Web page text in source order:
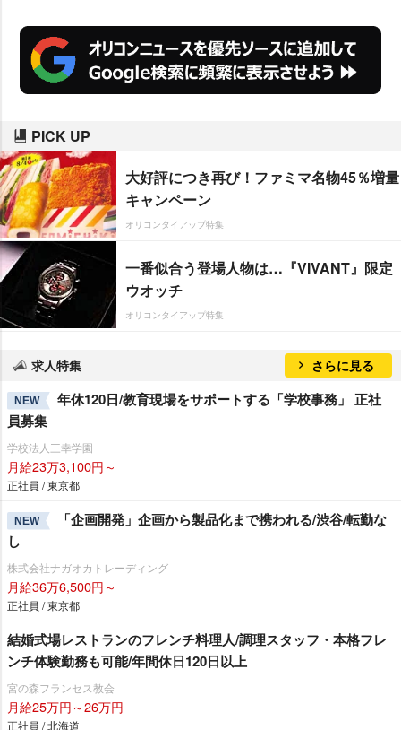
PICK UP
大好評につき再び！ファミマ名物45％増量
キャンペーン
オリコンタイアップ特集
一番似合う登場人物は…『VIVANT』限定
ウオッチ
オリコンタイアップ特集
求人特集 さらに見る
NEW
年休120日/教育現場をサポートする「学校事務」 正社
員募集
学校法人三幸学園
月給23万3,100円～
正社員 / 東京都
NEW
「企画開発」企画から製品化まで携われる/渋谷/転勤な
し
株式会社ナガオカトレーディング
月給36万6,500円～
正社員 / 東京都
結婚式場レストランのフレンチ料理人/調理スタッフ・本格フレ
ンチ体験勤務も可能/年間休日120日以上
宮の森フランセス教会
月給25万円～26万円
正社員 / 北海道